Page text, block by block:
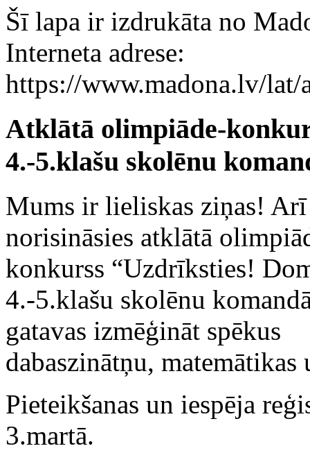
Šī lapa ir izdrukāta no
Interneta adrese:
https://www.madona.lv/
Atklātā olimpiāde-
4.-5.klašu skolēnu
Mums ir lieliskas ziņas! Arī
norisināsies atklātā
konkurss “Uzdrīksties!
4.-5.klašu skolēnu
gatavas izmēģināt spēkus
dabaszinātņu,
Pieteikšanas un iespēja
3.martā.